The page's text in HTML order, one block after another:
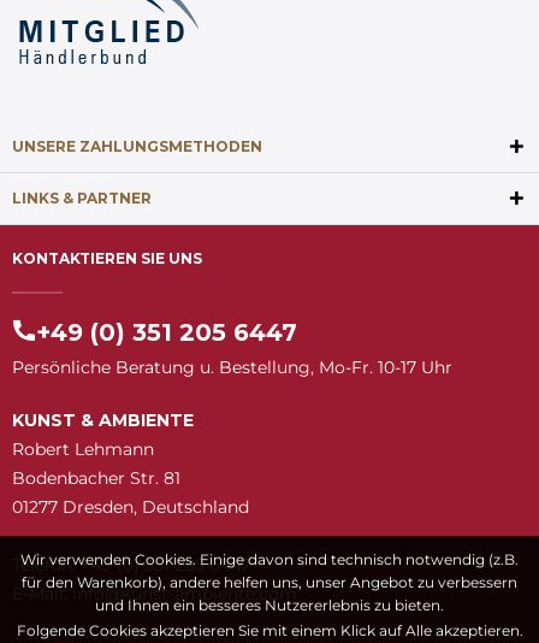
UNSERE ZAHLUNGSMETHODEN
LINKS & PARTNER
KONTAKTIEREN SIE UNS
+49 (0) 351 205 6447
Persönliche Beratung u. Bestellung, Mo-Fr. 10-17 Uhr
KUNST & AMBIENTE
Robert Lehmann
Bodenbacher Str. 81
01277 Dresden, Deutschland
Telefon: +49 (0) 351 205 6447
E-Mail:
moc.etneibma-t
snuk@ofni
Wir verwenden Cookies. Einige davon sind technisch notwendig (z.B.
für den Warenkorb), andere helfen uns, unser Angebot zu verbessern
und Ihnen ein besseres Nutzererlebnis zu bieten.
Folgende Cookies akzeptieren Sie mit einem Klick auf Alle akzeptieren.